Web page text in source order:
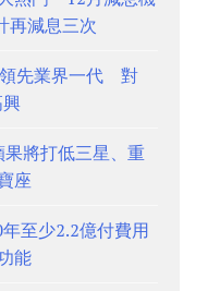
再減息三次
先業界一代 對
將打低三星、重
座
至少2.2億付費用
能